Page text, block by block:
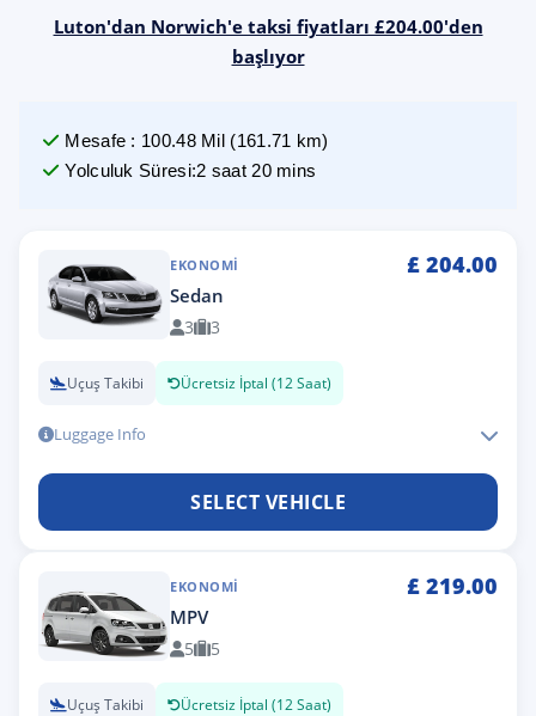
Luton'dan Norwich'e taksi fiyatları £204.00'den
başlıyor
Mesafe : 100.48 Mil (161.71 km)
Yolculuk Süresi:2 saat 20 mins
EKONOMI £ 204.00
Sedan
3 3
Uçuş Takibi Ücretsiz İptal (12 Saat)
Luggage Info
SELECT VEHICLE
EKONOMI £ 219.00
MPV
5 5
Uçuş Takibi Ücretsiz İptal (12 Saat)